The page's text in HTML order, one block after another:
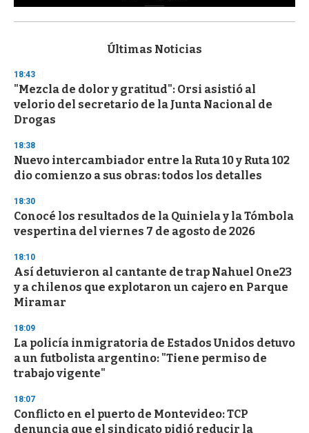
s
d
s
o
f
3
s
e
c
o
d
s
Últimas Noticias
18:43
"Mezcla de dolor y gratitud": Orsi asistió al
velorio del secretario de la Junta Nacional de
Drogas
18:38
Nuevo intercambiador entre la Ruta 10 y Ruta 102
dio comienzo a sus obras: todos los detalles
18:30
Conocé los resultados de la Quiniela y la Tómbola
vespertina del viernes 7 de agosto de 2026
18:10
Así detuvieron al cantante de trap Nahuel One23
y a chilenos que explotaron un cajero en Parque
Miramar
18:09
La policía inmigratoria de Estados Unidos detuvo
a un futbolista argentino: "Tiene permiso de
trabajo vigente"
18:07
Conflicto en el puerto de Montevideo: TCP
denuncia que el sindicato pidió reducir la